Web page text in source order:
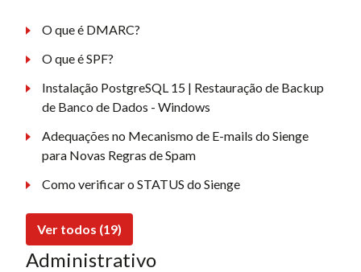
O que é DMARC?
O que é SPF?
Instalação PostgreSQL 15 | Restauração de Backup
de Banco de Dados - Windows
Adequações no Mecanismo de E-mails do Sienge
para Novas Regras de Spam
Como verificar o STATUS do Sienge
Ver todos (19)
Administrativo